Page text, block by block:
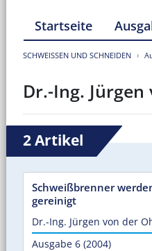
Startseite
SCHWEISSEN UND SCHNEIDEN
Dr.-Ing.
2 Artikel
Schweißbrenner
gereinigt
Dr.-Ing. Jürgen von der
Ausgabe 6 (2004)